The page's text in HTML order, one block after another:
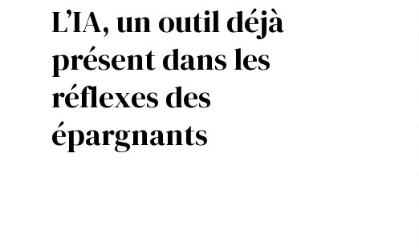
L’IA, un outil déjà
présent dans les
réflexes des
épargnants